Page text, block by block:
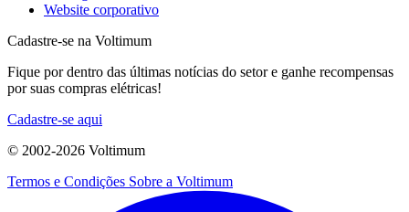
Website corporativo
Cadastre-se na Voltimum
Fique por dentro das últimas notícias do setor e ganhe recompensas
por suas compras elétricas!
Cadastre-se aqui
© 2002-2026 Voltimum
Termos e Condições Sobre a Voltimum